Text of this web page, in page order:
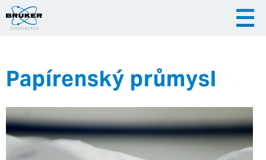
Česky English
Slovenija
Hrvatska
Papírenský průmysl